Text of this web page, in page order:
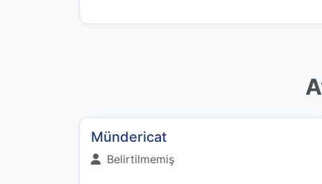
Mündericat
Belirtilmemiş